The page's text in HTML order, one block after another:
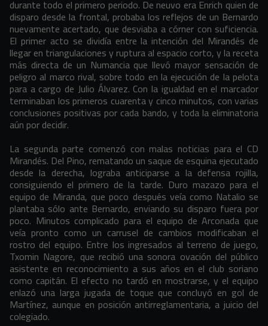
durante todo el primero periodo. De neuvo era Enrich quien de
disparo desde la frontal, probaba los reflejos de un Bernardo
nuevamente acertado, que desviaba a córner con suficiencia.
El primer acto se dividía entre la intención del Mirandés de
llegar en triangulaciones y ruptura al espacio corto, y la receta
más directa de un Numancia que llevó mayor sensación de
peligro al marco rival, sobre todo en la ejecución de la pelota
para a cargo de Julio Álvarez. Con la igualdad en el marcador
terminaban los primeros cuarenta y cinco minutos, con varias
conclusiones positivas por cada bando, y toda la eliminatoria
aún por decidir.
La segunda parte comenzó con malas noticias para el CD
Mirandés. Del Pino, rematando un saque de esquina ejecutado
desde la derecha, lograba anticiparse a la defensa rojilla,
consiguiendo el primero de la tarde. Duro mazazo para el
equipo de Miranda, que poco después veía como Natalio se
plantaba sólo ante Bernardo, enviando su disparo fuera por
poco. Minutos complicado para el equipo de Arconada que
veía pronto como un carrusel de cambios modificaban el
rostro del equipo. Entre los ingresados al terreno de juego,
Txomin Nagore, que recibió una sonora ovación del público
asistente en reconocimiento a sus años en el club soriano
como capitán. El efecto no tardó en mostrarse, y el equipo
enlazó una larga jugada de toque que concluyó en gol de
Martínez, aunque en posición antirreglamentaria, a juicio del
colegiado.